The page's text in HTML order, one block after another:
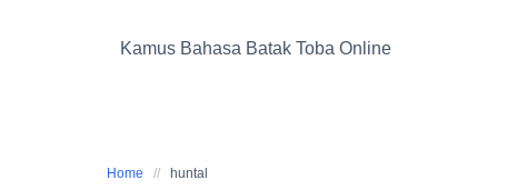
Kamus Bahasa Batak Toba Online
Home huntal